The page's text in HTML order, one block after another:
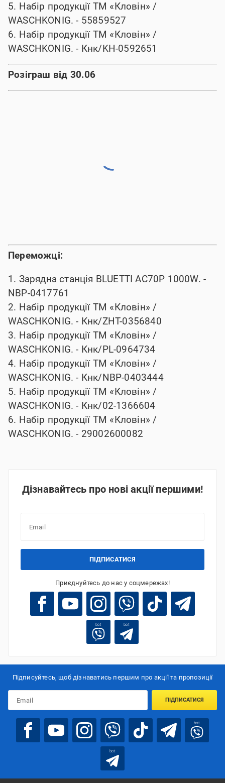
5. Набір продукції ТМ «Кловін» /
WASCHKONIG. - 55859527
6. Набір продукції ТМ «Кловін» /
WASCHKONIG. - Кнк/KH-0592651
Розіграш від 30.06
Переможці:
1. Зарядна станція BLUETTI AC70P 1000W. -
NBP-0417761
2. Набір продукції ТМ «Кловін» /
WASCHKONIG. - Кнк/ZHT-0356840
3. Набір продукції ТМ «Кловін» /
WASCHKONIG. - Кнк/PL-0964734
4. Набір продукції ТМ «Кловін» /
WASCHKONIG. - Кнк/NBP-0403444
5. Набір продукції ТМ «Кловін» /
WASCHKONIG. - Кнк/02-1366604
6. Набір продукції ТМ «Кловін» /
WASCHKONIG. - 29002600082
Дізнавайтесь про нові акції першими!
ПІДПИСАТИСЯ
Приєднуйтесь до нас у соцмережах!
bot bot
Підписуйтесь, щоб дізнаватись першим про акції та пропозиції
ПІДПИСАТИСЯ
bot
bot